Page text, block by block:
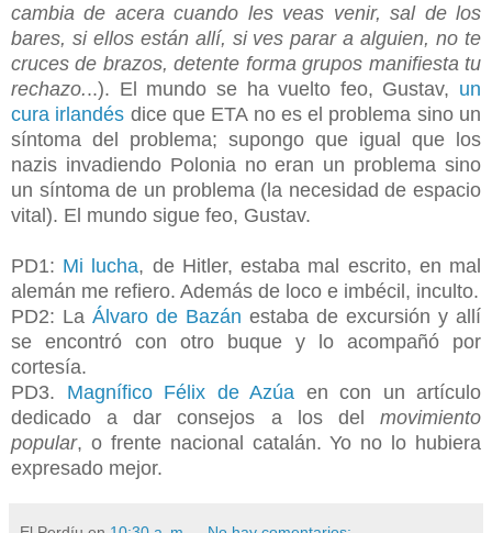
cambia de acera cuando les veas venir, sal de los
bares, si ellos están allí, si ves parar a alguien, no te
cruces de brazos, detente forma grupos manifiesta tu
rechazo...). El mundo se ha vuelto feo, Gustav, un
cura irlandés dice que ETA no es el problema sino un
síntoma del problema; supongo que igual que los
nazis invadiendo Polonia no eran un problema sino
un síntoma de un problema (la necesidad de espacio
vital). El mundo sigue feo, Gustav.
PD1: Mi lucha, de Hitler, estaba mal escrito, en mal
alemán me refiero. Además de loco e imbécil, inculto.
PD2: La Álvaro de Bazán estaba de excursión y allí
se encontró con otro buque y lo acompañó por
cortesía.
PD3. Magnífico Félix de Azúa en con un artículo
dedicado a dar consejos a los del movimiento
popular, o frente nacional catalán. Yo no lo hubiera
expresado mejor.